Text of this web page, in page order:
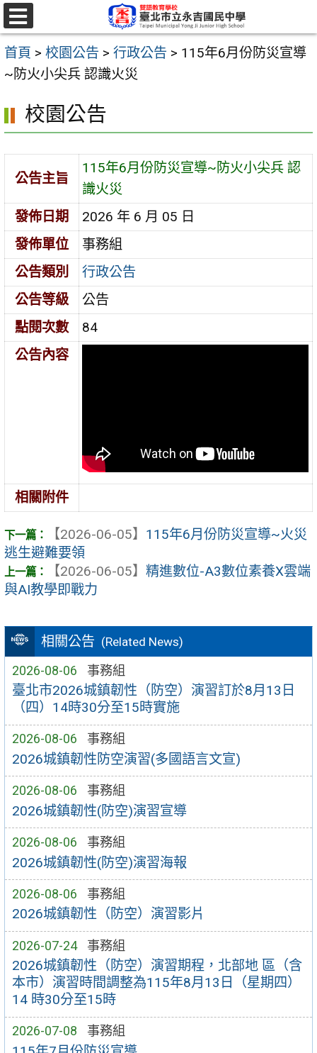
跳
至
主
要
區
選
單
首頁 > 校園公告 > 行政公告 > 115年6月份防災宣導
~防火小尖兵 認識火災
相關公告 (Related News)
2026-08-06 事務組
臺北市2026城鎮韌性（防空）演習訂於8月13日
（四）14時30分至15時實施
2026-08-06 事務組
2026城鎮韌性防空演習(多國語言文宣)
2026-08-06 事務組
2026城鎮韌性(防空)演習宣導
2026-08-06 事務組
2026城鎮韌性(防空)演習海報
2026-08-06 事務組
2026城鎮韌性（防空）演習影片
2026-07-24 事務組
2026城鎮韌性（防空）演習期程，北部地 區（含
本市）演習時間調整為115年8月13日（星期四）
14 時30分至15時
2026-07-08 事務組
校園公告
公告主旨
115年6月份防災宣導~防火小尖兵 認
識火災
發佈日期
2026 年 6 月 05 日
發佈單位
事務組
公告類別
行政公告
公告等級
公告
點閱次數
84
公告內容
相關附件
【2026-06-05】 115年6月份防災宣導~火災
逃生避難要領
【2026-06-05】 精進數位-A3數位素養X雲端
與AI教學即戰力